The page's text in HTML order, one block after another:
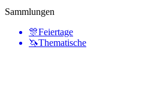
Sammlungen
🎊Feiertage
🦄Thematische